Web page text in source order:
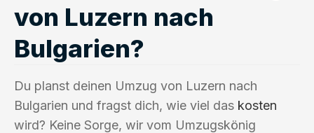
von Luzern nach
Bulgarien?
Du planst deinen Umzug von Luzern nach
Bulgarien und fragst dich, wie viel das kosten
wird? Keine Sorge, wir vom Umzugskönig